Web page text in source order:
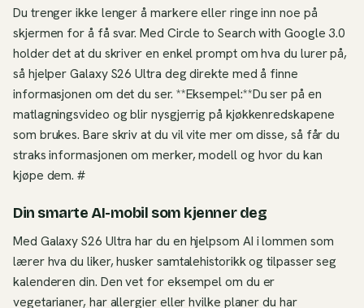
Du trenger ikke lenger å markere eller ringe inn noe på
skjermen for å få svar. Med Circle to Search with Google 3.0
holder det at du skriver en enkel prompt om hva du lurer på,
så hjelper Galaxy S26 Ultra deg direkte med å finne
informasjonen om det du ser. **Eksempel:**Du ser på en
matlagningsvideo og blir nysgjerrig på kjøkkenredskapene
som brukes. Bare skriv at du vil vite mer om disse, så får du
straks informasjonen om merker, modell og hvor du kan
kjøpe dem. #
Din smarte AI-mobil som kjenner deg
Med Galaxy S26 Ultra har du en hjelpsom AI i lommen som
lærer hva du liker, husker samtalehistorikk og tilpasser seg
kalenderen din. Den vet for eksempel om du er
vegetarianer, har allergier eller hvilke planer du har